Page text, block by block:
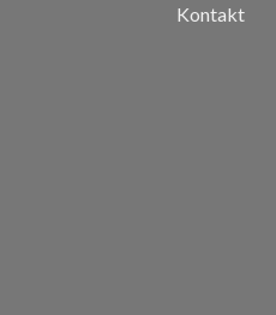
Kontakt